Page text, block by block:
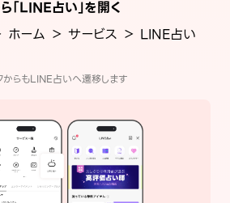
「LINE占い」を開く
ホーム ＞ サービス ＞ LINE占い
らもLINE占いへ遷移します